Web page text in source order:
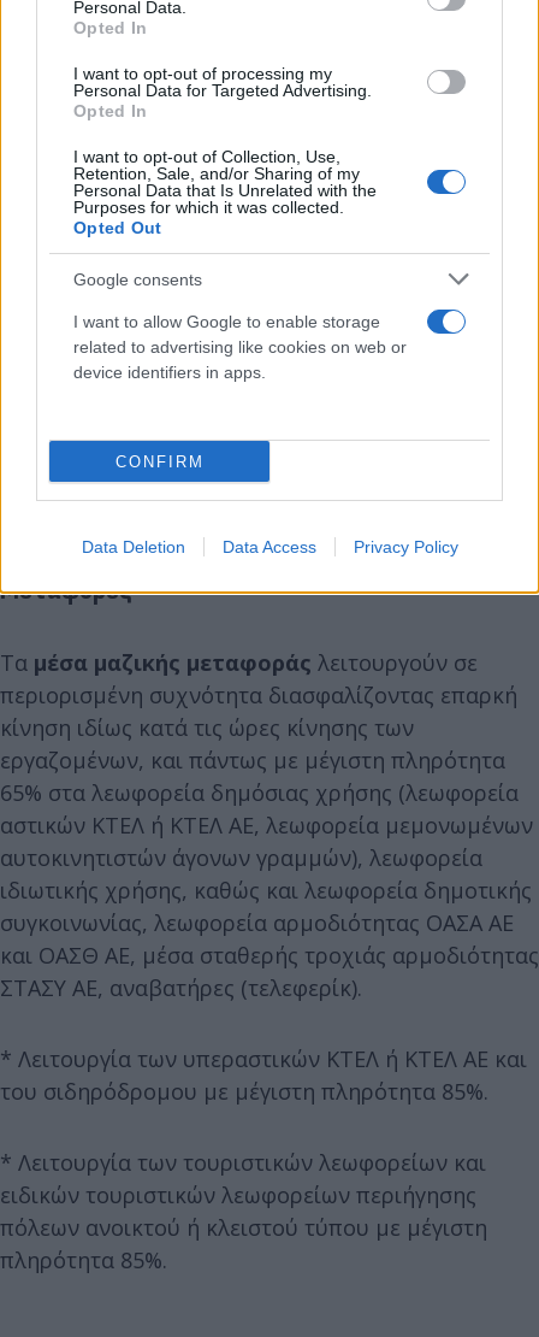
Personal Data.
Opted In
I want to opt-out of processing my
Personal Data for Targeted Advertising.
Opted In
I want to opt-out of Collection, Use,
Retention, Sale, and/or Sharing of my
Personal Data that Is Unrelated with the
Purposes for which it was collected.
Opted Out
Google consents
I want to allow Google to enable storage
related to advertising like cookies on web or
device identifiers in apps.
CONFIRM
Data Deletion Data Access Privacy Policy
πριν την Επιβίβαση που περιλαμβάνεται στο
Παράρτημα 1 των μέτρων πρόληψης και
αντιμετώπισης κρουσμάτων COVID-19 στα
επιβατηγά και επιβατηγά - οχηματαγωγά πλοία που
βρίσκονται αναρτημένα στην ιστοσελίδα του
Υπουργείου Ναυτιλίας και Νησιωτικής Πολιτικής
https://www.ynanp.gr/el/. καθώς και στην
ιστοσελίδαhttps://sea.travel.gov.gr/
Για την αποφυγή καθυστερήσεων, παρακαλούνται
οι επιβάτες να προσέρχονται στα λιμάνια για την
προγραμματισμένη ώρα απόπλου.
Μεταφορές
Τα μέσα μαζικής μεταφοράς λειτουργούν σε
περιορισμένη συχνότητα διασφαλίζοντας επαρκή
κίνηση ιδίως κατά τις ώρες κίνησης των
εργαζομένων, και πάντως με μέγιστη πληρότητα
65% στα λεωφορεία δημόσιας χρήσης (λεωφορεία
αστικών ΚΤΕΛ ή ΚΤΕΛ ΑΕ, λεωφορεία μεμονωμένων
αυτοκινητιστών άγονων γραμμών), λεωφορεία
ιδιωτικής χρήσης, καθώς και λεωφορεία δημοτικής
συγκοινωνίας, λεωφορεία αρμοδιότητας ΟΑΣΑ ΑΕ
και ΟΑΣΘ ΑΕ, μέσα σταθερής τροχιάς αρμοδιότητας
ΣΤΑΣΥ ΑΕ, αναβατήρες (τελεφερίκ).
* Λειτουργία των υπεραστικών ΚΤΕΛ ή ΚΤΕΛ ΑΕ και
του σιδηρόδρομου με μέγιστη πληρότητα 85%.
* Λειτουργία των τουριστικών λεωφορείων και
ειδικών τουριστικών λεωφορείων περιήγησης
πόλεων ανοικτού ή κλειστού τύπου με μέγιστη
πληρότητα 85%.